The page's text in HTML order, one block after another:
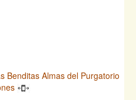
Benditas Almas del Purgatorio